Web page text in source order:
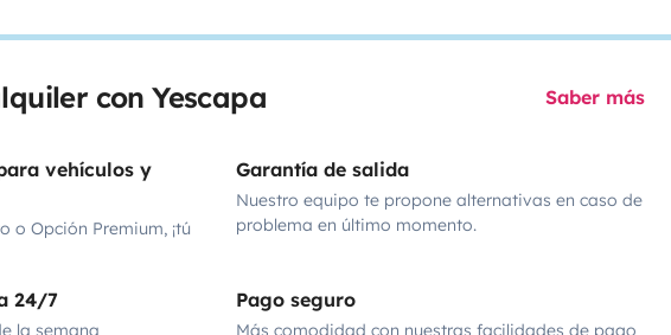
con Yescapa Saber más
vehículos y
o Opción Premium, ¡tú
Garantía de salida
Nuestro equipo te propone alternativas en caso de
problema en último momento.
24/7
la semana
Pago seguro
Más comodidad con nuestras facilidades de pago